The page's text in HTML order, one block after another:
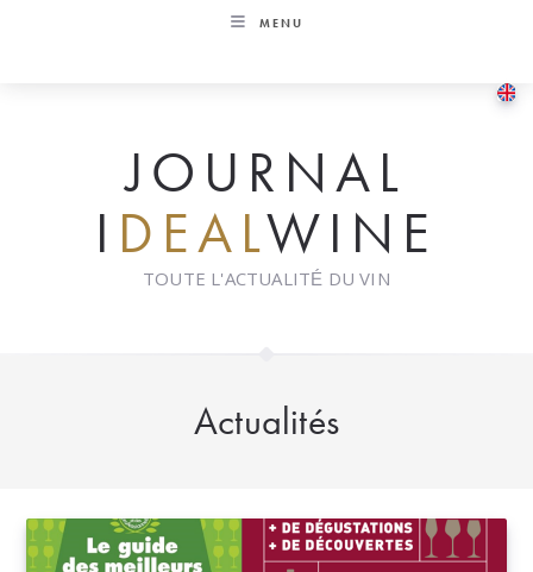
MENU
JOURNAL
I DEALWINE
TOUTE L'ACTUALITÉ DU VIN
Actualités